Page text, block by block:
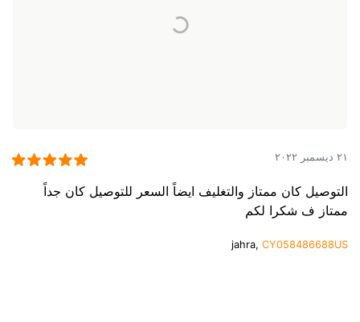
٢١ ديسمبر ٢٠٢٢
التوصيل كان ممتاز والتغليف ايضاً السعر للتوصيل كان جداً
ممتاز ف شكرا لكم
jahra, CY058486688US